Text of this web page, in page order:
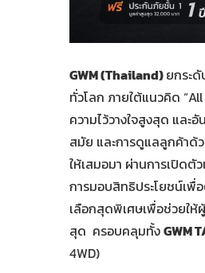
GWM (Thailand)ยกระ
ทั่วโลก ภายใต้แนวคิด
ความไว้วางใจสูงสุด แล
สมัย และการดูแลลูกค้าด้ว
ให้เสมอมา ผ่านการเปิด
การมอบสิทธิประโยชน์เ
เลือกสุดพิเศษเพื่อช่วยให้
สุด ครอบคลุมทั้งGWM
4WD)